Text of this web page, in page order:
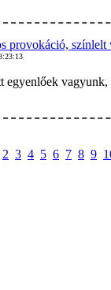
provokáció, színlelt
egyenlőek
2 3 4 5 6 7 8 9